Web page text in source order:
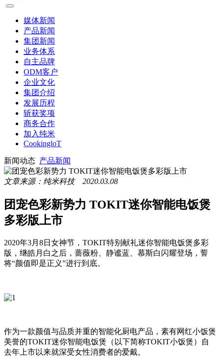
媒体新闻
产品新闻
集团新闻
业务体系
自主品牌
ODM客户
企业文化
集团介绍
发展历程
斩获奖项
商务合作
加入纯米
CookingloT
新闻动态 产品新闻
文章来源：纯米科技 2020.03.08
团宠色彩新势力 TOKIT迷你智能电饭煲
多彩版上市
2020年3月8日女神节，TOKIT特别献礼迷你智能电饭煲多彩
版，继皓月白之后，蔷薇粉、静谧蓝、慕斯白闪耀登场，誓
将“颜值即是正义”进行到底。
作为一款颜值与品质并重的智能化厨电产品，素有网红小饭煲
美誉的TOKIT迷你智能电饭煲（以下简称TOKIT小饭煲）自
去年上市以来就深受女性消费者的爱戴。